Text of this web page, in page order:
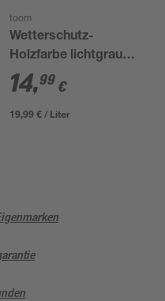
toom
Wetterschutz-
Holzfarbe lichtgrau
750 ml
14,99 €
19,99 € / Liter